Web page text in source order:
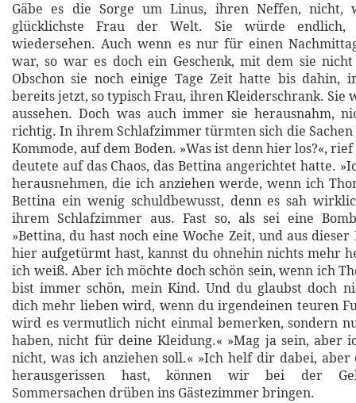
Gäbe es die Sorge um Linus, ihren Neffen, nicht,
glücklichste Frau der Welt. Sie würde endlich,
wiedersehen. Auch wenn es nur für einen
war, so war es doch ein Geschenk, mit dem sie
Obschon sie noch einige Tage Zeit hatte bis dahin,
bereits jetzt, so typisch Frau, ihren Kleiderschrank. Sie
aussehen. Doch was auch immer sie herausnahm,
richtig. In ihrem Schlafzimmer türmten sich die
Kommode, auf dem Boden. »Was ist denn hier los?«,
deutete auf das Chaos, das Bettina angerichtet hatte.
herausnehmen, die ich anziehen werde, wenn ich
Bettina ein wenig schuldbewusst, denn es sah
ihrem Schlafzimmer aus. Fast so, als sei eine
»Bettina, du hast noch eine Woche Zeit, und aus
hier aufgetürmt hast, kannst du ohnehin nichts mehr
ich weiß. Aber ich möchte doch schön sein, wenn ich
bist immer schön, mein Kind. Und du glaubst doch
dich mehr lieben wird, wenn du irgendeinen teuren
wird es vermutlich nicht einmal bemerken, sondern
haben, nicht für deine Kleidung.« »Mag ja sein, aber
nicht, was ich anziehen soll.« »Ich helf dir dabei, aber
herausgerissen hast, können wir bei der
Sommersachen drüben ins Gästezimmer bringen.